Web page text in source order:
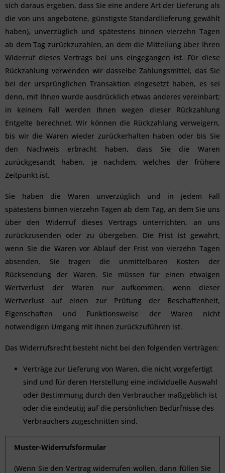
sich daraus ergeben, dass Sie eine andere Art der Lieferung als
die von uns angebotene, günstigste Standardlieferung gewählt
haben), unverzüglich und spätestens binnen vierzehn Tagen
ab dem Tag zurückzuzahlen, an dem die Mitteilung über Ihren
Widerruf dieses Vertrags bei uns eingegangen ist. Für diese
Rückzahlung verwenden wir dasselbe Zahlungsmittel, das Sie
bei der ursprünglichen Transaktion eingesetzt haben, es sei
denn, mit Ihnen wurde ausdrücklich etwas anderes vereinbart;
in keinem Fall werden Ihnen wegen dieser Rückzahlung
Entgelte berechnet. Wir können die Rückzahlung verweigern,
bis wir die Waren wieder zurückerhalten haben oder bis Sie
den Nachweis erbracht haben, dass Sie die Waren
zurückgesandt haben, je nachdem, welches der frühere
Zeitpunkt ist.
Sie haben die Waren unverzüglich und in jedem Fall
spätestens binnen vierzehn Tagen ab dem Tag, an dem Sie uns
über den Widerruf dieses Vertrags unterrichten, an uns
zurückzusenden oder zu übergeben. Die Frist ist gewahrt,
wenn Sie die Waren vor Ablauf der Frist von vierzehn Tagen
absenden. Sie tragen die unmittelbaren Kosten der
Rücksendung der Waren. Sie müssen für einen etwaigen
Wertverlust der Waren nur aufkommen, wenn dieser
Wertverlust auf einen zur Prüfung der Beschaffenheit,
Eigenschaften und Funktionsweise der Waren nicht
notwendigen Umgang mit ihnen zurückzuführen ist.
Das Widerrufsrecht besteht nicht bei den folgenden Verträgen:
Verträge zur Lieferung von Waren, die nicht vorgefertigt
sind und für deren Herstellung eine individuelle Auswahl
oder Bestimmung durch den Verbraucher maßgeblich ist
oder die eindeutig auf die persönlichen Bedürfnisse des
Verbrauchers zugeschnitten sind.
Muster-Widerrufsformular
(Wenn Sie den Vertrag widerrufen wollen, dann füllen Sie